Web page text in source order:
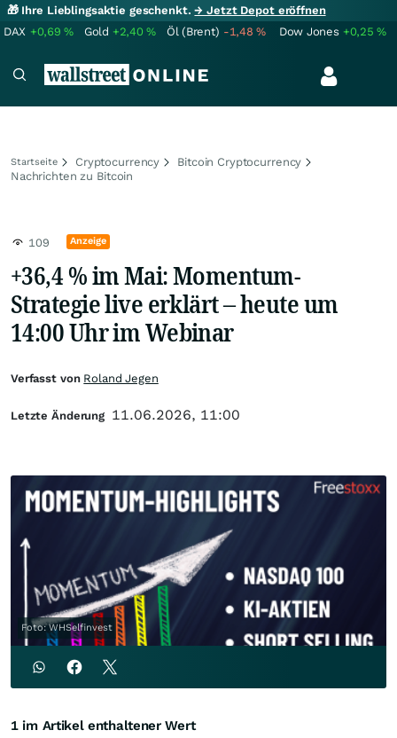
🎁 Ihre Lieblingsaktie geschenkt.→ Jetzt Depot eröffnen
DAX +0,69% Gold +2,40% Öl (Brent) -1,48% Dow Jones +0,25%
Startseite Cryptocurrency
Bitcoin Cryptocurrency
Nachrichten zu Bitcoin
109 Anzeige
+36,4 % im Mai: Momentum-
Strategie live erklärt – heute um
14:00 Uhr im Webinar
Foto: WHSelfinvest
Verfasst von Roland Jegen
Letzte Änderung 11.06.2026, 11:00
1 im Artikel enthaltener Wert